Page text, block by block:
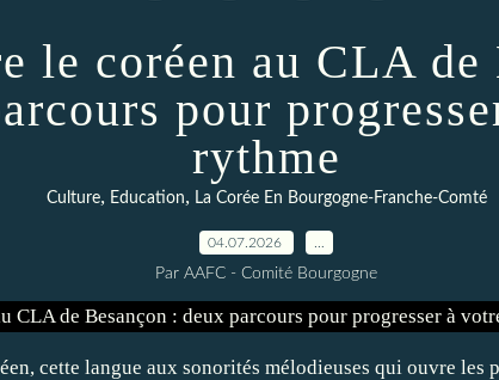
le coréen au CLA de
pour
rythme
Culture, Education, La Corée En Bourgogne-Franche-Comté
04.07.2026
Par AAFC - Comité Bourgogne
cette langue aux sonorités mélodieuses qui ouvre les